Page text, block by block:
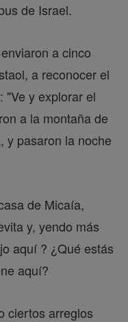
de Israel.
a cinco
a reconocer el
"Ve y explorar el
a la montaña de
y pasaron la noche
de Micaía,
y, yendo más
aquí ? ¿Qué estás
aquí?
ciertos arreglos